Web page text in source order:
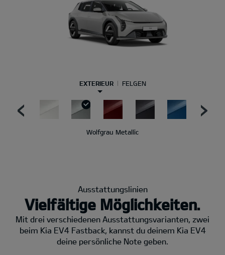
EXTERIEUR FELGEN
Wolfgrau Metallic
Ausstattungslinien
Vielfältige Möglichkeiten.
Mit drei verschiedenen Ausstattungsvarianten, zwei
beim Kia EV4 Fastback, kannst du deinem Kia EV4
deine persönliche Note geben.